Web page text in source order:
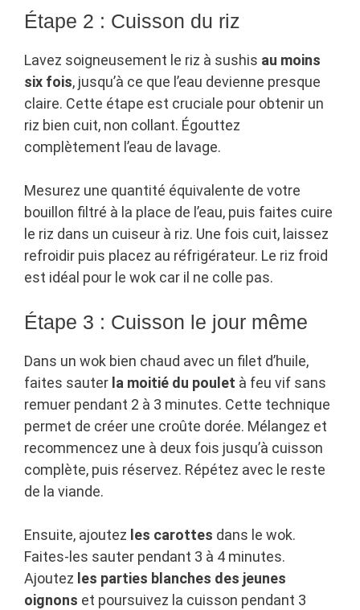
Étape 2 : Cuisson du riz
Lavez soigneusement le riz à sushis au moins
six fois, jusqu’à ce que l’eau devienne presque
claire. Cette étape est cruciale pour obtenir un
riz bien cuit, non collant. Égouttez
complètement l’eau de lavage.
Mesurez une quantité équivalente de votre
bouillon filtré à la place de l’eau, puis faites cuire
le riz dans un cuiseur à riz. Une fois cuit, laissez
refroidir puis placez au réfrigérateur. Le riz froid
est idéal pour le wok car il ne colle pas.
Étape 3 : Cuisson le jour même
Dans un wok bien chaud avec un filet d’huile,
faites sauter la moitié du poulet à feu vif sans
remuer pendant 2 à 3 minutes. Cette technique
permet de créer une croûte dorée. Mélangez et
recommencez une à deux fois jusqu’à cuisson
complète, puis réservez. Répétez avec le reste
de la viande.
Ensuite, ajoutez les carottes dans le wok.
Faites-les sauter pendant 3 à 4 minutes.
Ajoutez les parties blanches des jeunes
oignons et poursuivez la cuisson pendant 3